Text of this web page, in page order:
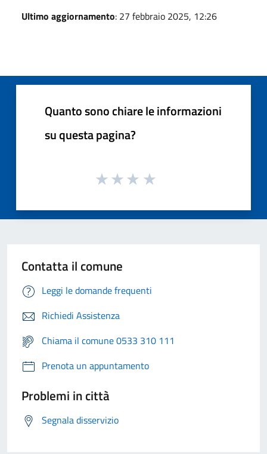
Ultimo aggiornamento: 27 febbraio 2025, 12:26
Quanto sono chiare le informazioni
su questa pagina?
Contatta il comune
Leggi le domande frequenti
Richiedi Assistenza
Chiama il comune 0533 310 111
Prenota un appuntamento
Problemi in città
Segnala disservizio